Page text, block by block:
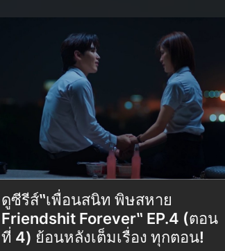
ดูซีรีส์‶เพื่อนสนิท พิษสหาย
Friendshit Forever‶ EP.4 (ตอน
ที่ 4) ย้อนหลังเต็มเรื่อง ทุกตอน!